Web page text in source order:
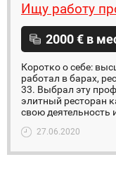
Ищу работу
2000 € в
Коротко о себе:
работал в барах,
33. Выбрал эту
элитный ресторан
свою деятельность
27.06.2020